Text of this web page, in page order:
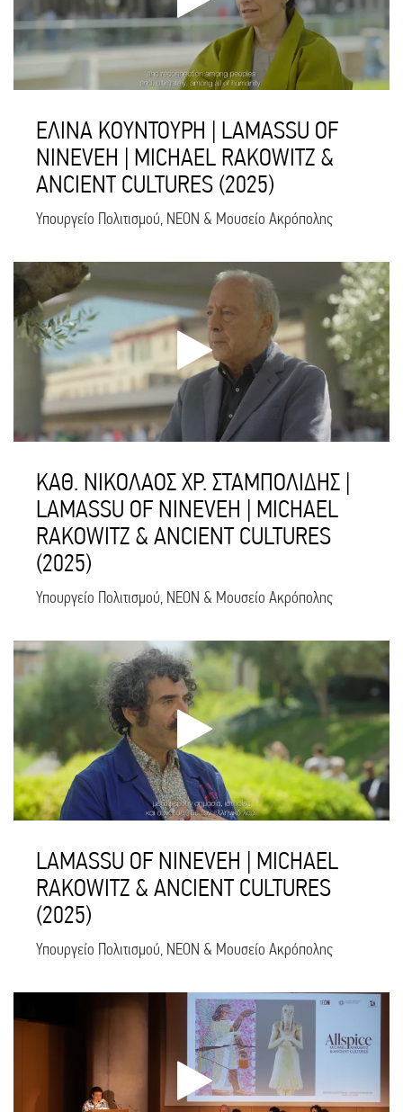
ΕΛΙΝΑ ΚΟΥΝΤΟΥΡΗ | LAMASSU OF
NINEVEH | MICHAEL RAKOWITZ &
ANCIENT CULTURES (2025)
Υπουργείο Πολιτισμού, NEON & Μουσείο Ακρόπολης
ΚΑΘ. ΝΙΚΟΛΑΟΣ ΧΡ. ΣΤΑΜΠΟΛΙΔΗΣ |
LAMASSU OF NINEVEH | MICHAEL
RAKOWITZ & ANCIENT CULTURES
(2025)
Υπουργείο Πολιτισμού, NEON & Μουσείο Ακρόπολης
LAMASSU OF NINEVEH | MICHAEL
RAKOWITZ & ANCIENT CULTURES
(2025)
Υπουργείο Πολιτισμού, NEON & Μουσείο Ακρόπολης